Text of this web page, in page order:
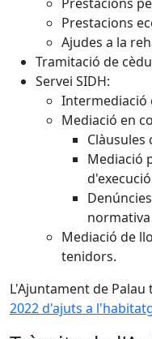
Prestacions
Ajudes a la
Tramitació de
Servei SIDH:
Intermediació
Mediació en
Clàusules
Mediació
normativa
Mediació de
tenidors.
L'Ajuntament de
2022 d'ajuts a